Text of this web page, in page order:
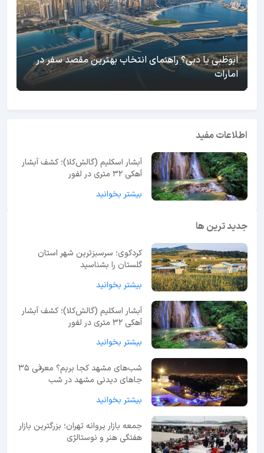
ابوظبی یا دبی؟ راهنمای انتخاب بهترین مقصد سفر در
امارات
اطلاعات مفید
آبشار اسکلیم (گالش‌کلا)؛ کشف آبشار
آهکی ۳۲ متری در لفور
بیشتر بخوانید
جدید ترین ها
کردکوی؛ سرسبزترین شهر استان
گلستان را بشناسید
بیشتر بخوانید
آبشار اسکلیم (گالش‌کلا)؛ کشف آبشار
آهکی ۳۲ متری در لفور
بیشتر بخوانید
شب‌های مشهد کجا بریم؟ معرفی 35
جاهای دیدنی مشهد در شب
بیشتر بخوانید
جمعه بازار پروانه تهران؛ بزرگترین بازار
هفتگی هنر و نوستالژی